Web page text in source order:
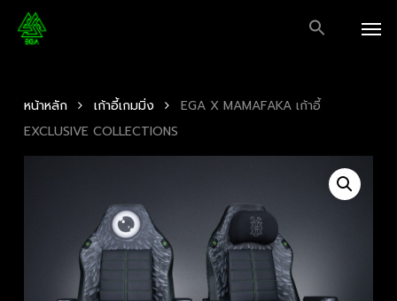
หน้าหลัก เก้าอี้เกมมิ่ง
EGA X MAMAFAKA เก้าอี้
EXCLUSIVE COLLECTIONS